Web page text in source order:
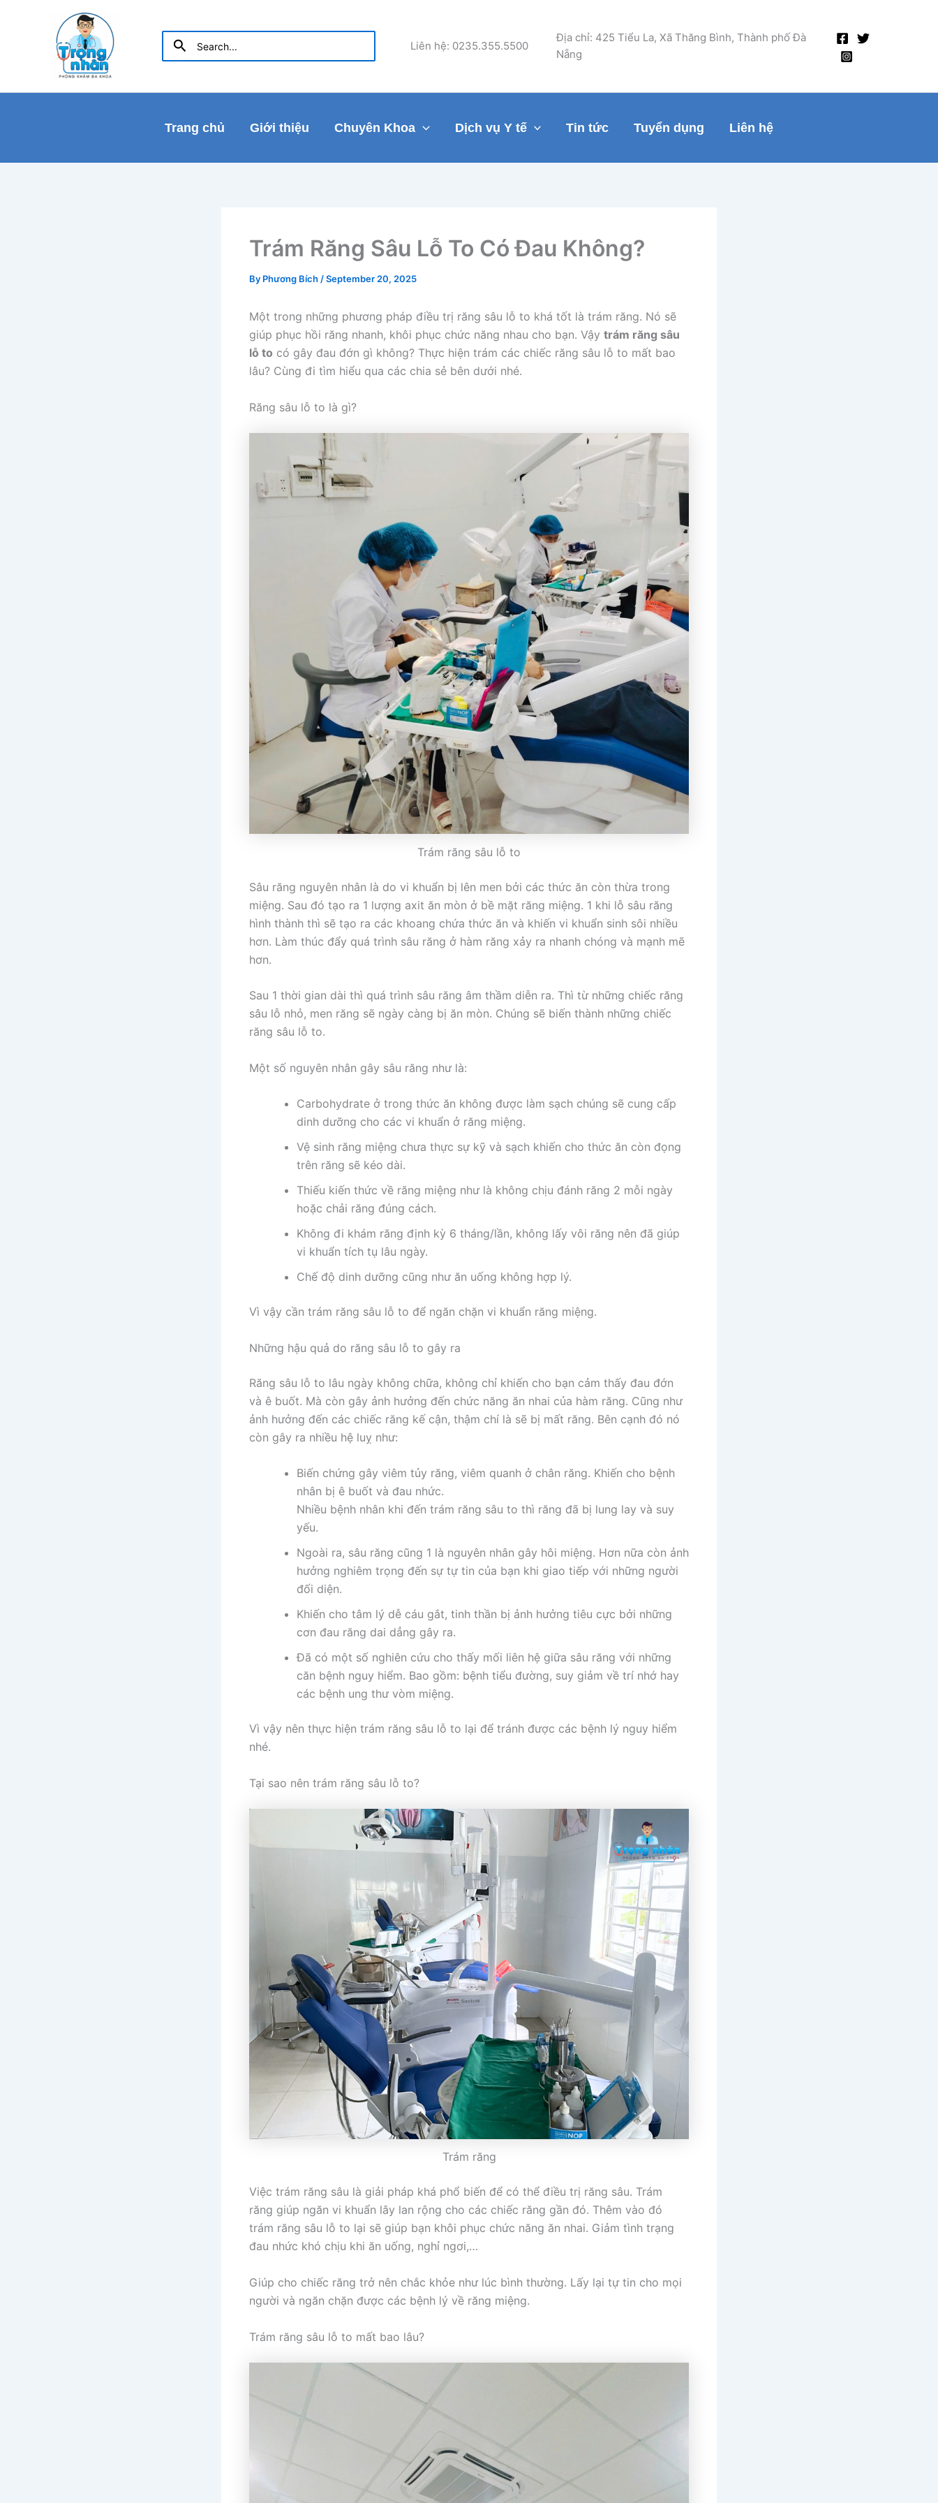
for:
Search Liên hệ: 0235.355.5500
Địa chỉ: 425 Tiểu La, Xã Thăng Bình, Thành phố Đà
Nẵng
Trang chủ Giới thiệu Chuyên Khoa Dịch vụ Y tế Tin tức Tuyển dụng Liên hệ
Trám Răng Sâu Lỗ To Có Đau Không?
By Phương Bích /September 20, 2025
Một trong những phương pháp điều trị răng sâu lỗ to khá tốt là trám răng. Nó sẽ
giúp phục hồi răng nhanh, khôi phục chức năng nhau cho bạn. Vậy trám răng sâu
lỗ to có gây đau đớn gì không? Thực hiện trám các chiếc răng sâu lỗ to mất bao
lâu? Cùng đi tìm hiểu qua các chia sẻ bên dưới nhé.
Răng sâu lỗ to là gì?
Trám răng sâu lỗ to
Sâu răng nguyên nhân là do vi khuẩn bị lên men bởi các thức ăn còn thừa trong
miệng. Sau đó tạo ra 1 lượng axit ăn mòn ở bề mặt răng miệng. 1 khi lỗ sâu răng
hình thành thì sẽ tạo ra các khoang chứa thức ăn và khiến vi khuẩn sinh sôi nhiều
hơn. Làm thúc đẩy quá trình sâu răng ở hàm răng xảy ra nhanh chóng và mạnh mẽ
hơn.
Sau 1 thời gian dài thì quá trình sâu răng âm thầm diễn ra. Thì từ những chiếc răng
sâu lỗ nhỏ, men răng sẽ ngày càng bị ăn mòn. Chúng sẽ biến thành những chiếc
răng sâu lỗ to.
Một số nguyên nhân gây sâu răng như là:
Carbohydrate ở trong thức ăn không được làm sạch chúng sẽ cung cấp
dinh dưỡng cho các vi khuẩn ở răng miệng.
Vệ sinh răng miệng chưa thực sự kỹ và sạch khiến cho thức ăn còn đọng
trên răng sẽ kéo dài.
Thiếu kiến thức về răng miệng như là không chịu đánh răng 2 mỗi ngày
hoặc chải răng đúng cách.
Không đi khám răng định kỳ 6 tháng/lần, không lấy vôi răng nên đã giúp
vi khuẩn tích tụ lâu ngày.
Chế độ dinh dưỡng cũng như ăn uống không hợp lý.
Vì vậy cần trám răng sâu lỗ to để ngăn chặn vi khuẩn răng miệng.
Những hậu quả do răng sâu lỗ to gây ra
Răng sâu lỗ to lâu ngày không chữa, không chỉ khiến cho bạn cảm thấy đau đớn
và ê buốt. Mà còn gây ảnh hưởng đến chức năng ăn nhai của hàm răng. Cũng như
ảnh hưởng đến các chiếc răng kế cận, thậm chí là sẽ bị mất răng. Bên cạnh đó nó
còn gây ra nhiều hệ luỵ như:
Biến chứng gây viêm tủy răng, viêm quanh ở chân răng. Khiến cho bệnh
nhân bị ê buốt và đau nhức.
Nhiều bệnh nhân khi đến trám răng sâu to thì răng đã bị lung lay và suy
yếu.
Ngoài ra, sâu răng cũng 1 là nguyên nhân gây hôi miệng. Hơn nữa còn ảnh
hưởng nghiêm trọng đến sự tự tin của bạn khi giao tiếp với những người
đối diện.
Khiến cho tâm lý dễ cáu gắt, tinh thần bị ảnh hưởng tiêu cực bởi những
cơn đau răng dai dẳng gây ra.
Đã có một số nghiên cứu cho thấy mối liên hệ giữa sâu răng với những
căn bệnh nguy hiểm. Bao gồm: bệnh tiểu đường, suy giảm về trí nhớ hay
các bệnh ung thư vòm miệng.
Vì vậy nên thực hiện trám răng sâu lỗ to lại để tránh được các bệnh lý nguy hiểm
nhé.
Tại sao nên trám răng sâu lỗ to?
Trám răng
Việc trám răng sâu là giải pháp khá phổ biến để có thể điều trị răng sâu. Trám
răng giúp ngăn vi khuẩn lây lan rộng cho các chiếc răng gần đó. Thêm vào đó
trám răng sâu lỗ to lại sẽ giúp bạn khôi phục chức năng ăn nhai. Giảm tình trạng
đau nhức khó chịu khi ăn uống, nghỉ ngơi,…
Giúp cho chiếc răng trở nên chắc khỏe như lúc bình thường. Lấy lại tự tin cho mọi
người và ngăn chặn được các bệnh lý về răng miệng.
Trám răng sâu lỗ to mất bao lâu?